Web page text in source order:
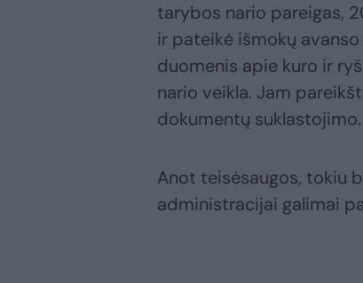
tarybos nario pareigas,
ir pateikė išmokų
duomenis apie kuro ir
nario veikla. Jam
dokumentų suklastojimo.
Anot teisėsaugos, tokiu
administracijai galimai